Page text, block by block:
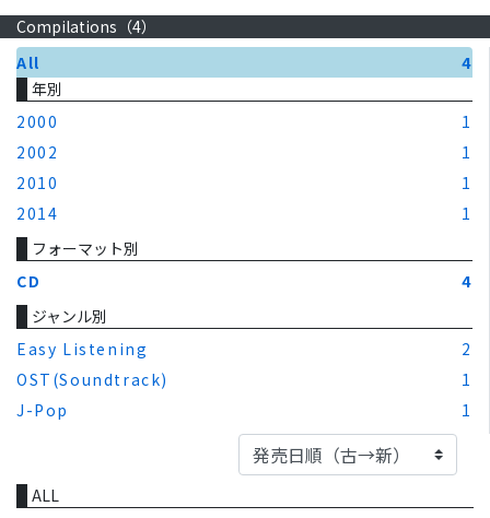
Compilations（4）
All
4
年別
2000
1
2002
1
2010
1
2014
1
フォーマット別
CD
4
ジャンル別
Easy Listening
2
OST(Soundtrack)
1
J-Pop
1
ALL